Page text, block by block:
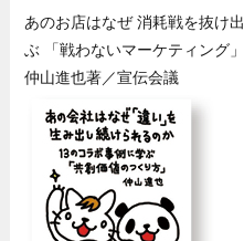
あのお店はなぜ 消耗戦を抜け
ぶ 「戦わないマーケティング」
仲山進也著／宣伝会議